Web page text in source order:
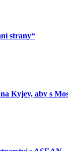
strany“
Kyjev, aby s